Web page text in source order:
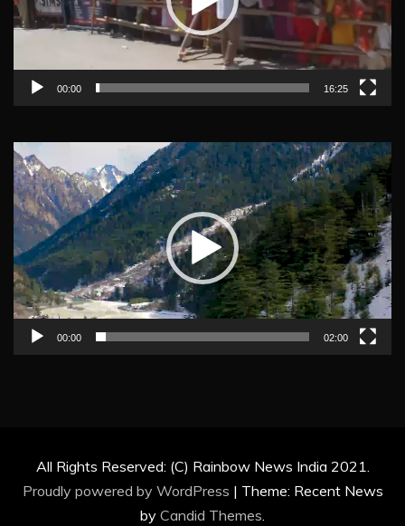
00:00 16:25
Video
Player
00:00 02:00
All Rights Reserved: (C) Rainbow News India 2021.
Proudly powered by WordPress | Theme: Recent News
by Candid Themes